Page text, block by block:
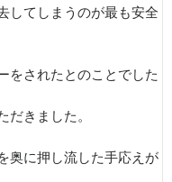
してしまうのが最も安全
をされたとのことでした
だきました。
奥に押し流した手応えが